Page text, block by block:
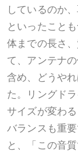
しているのか
といったこと
体までの長さ
て、アンテナ
含め、どうや
た。リングド
サイズが変わ
バランスも重
と、「この音